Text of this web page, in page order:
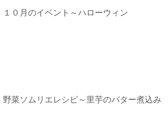
１０月のイベント～ハローウィン
野菜ソムリエレシピ～里芋のバター煮込み